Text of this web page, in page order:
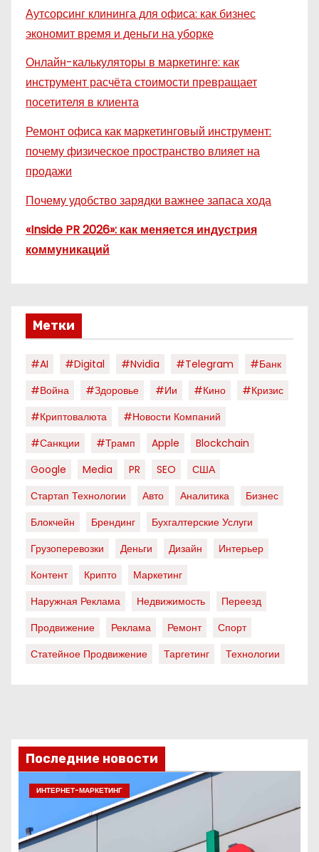
Аутсорсинг клининга для офиса: как бизнес
экономит время и деньги на уборке
Онлайн-калькуляторы в маркетинге: как
инструмент расчёта стоимости превращает
посетителя в клиента
Ремонт офиса как маркетинговый инструмент:
почему физическое пространство влияет на
продажи
Почему удобство зарядки важнее запаса хода
«Inside PR 2026»: как меняется индустрия
коммуникаций
Метки
#AI #digital #nvidia #telegram
#банк
#война
#здоровье #ии #кино
#кризис
#криптовалюта
#новости Компаний
#санкции
#трамп Apple
Blockchain
Google
Media PR SEO
США
Стартап Технологии
Авто Аналитика
Бизнес
Блокчейн
Брендинг
Бухгалтерские Услуги
Грузоперевозки
Деньги Дизайн
Интерьер
Контент
Крипто
Маркетинг
Наружная Реклама
Недвижимость
Переезд
Продвижение
Реклама Ремонт
Спорт
Статейное Продвижение
Таргетинг Технологии
Последние новости
ИНТЕРНЕТ-МАРКЕТИНГ